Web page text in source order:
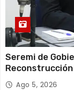
Seremi de
y el empleo en
Ago 5, 2026